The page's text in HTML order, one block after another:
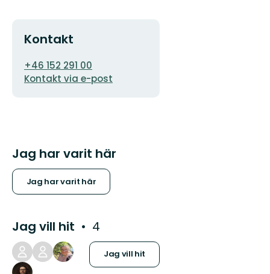
Kontakt
E-
postadress
+46 152 291 00
Kontakt via e-post
Jag har varit här
Jag har varit här
Jag vill hit 4
Jag vill hit